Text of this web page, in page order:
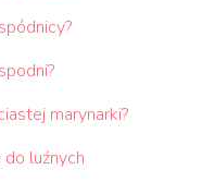
marynarki?
do luźnych